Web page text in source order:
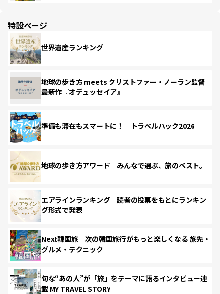
特設ページ
世界遺産ランキング
地球の歩き方 meets クリストファー・ノーラン監督
最新作『オデュッセイア』
準備も滞在もスマートに！ トラベルハック2026
地球の歩き方アワード みんなで選ぶ、旅のベスト。
エアラインランキング 読者の投票をもとにランキン
グ形式で発表
Next韓国旅 次の韓国旅行がもっと楽しくなる 旅先・
グルメ・テクニック
旬な“あの人”が「旅」をテーマに語るインタビュー連
載 MY TRAVEL STORY